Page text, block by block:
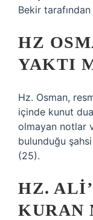
Bekir
HZ
YAKTI
Hz. Osman,
içinde kunut
olmayan notlar
bulunduğu şahsi
(25).
HZ.
KURAN